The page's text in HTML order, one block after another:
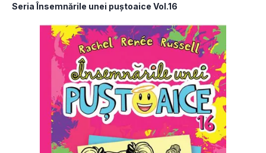
Seria Însemnările unei puștoaice Vol.16